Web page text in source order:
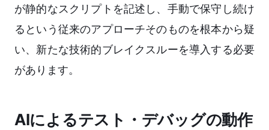
が静的なスクリプトを記述し、手動で保守し続け
るという従来のアプローチそのものを根本から疑
い、新たな技術的ブレイクスルーを導入する必要
があります。
AIによるテスト・デバッグの動作